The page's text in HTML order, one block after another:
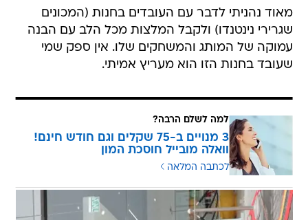
מאוד נהניתי לדבר עם העובדים בחנות (המכונים
שגרירי נינטנדו) ולקבל המלצות מכל הלב עם הבנה
עמוקה של המותג והמשחקים שלו. אין ספק שמי
שעובד בחנות הזו הוא מעריץ אמיתי.
למה לשלם הרבה?
3 מנויים ב-75 שקלים וגם חודש חינם!
וואלה מובייל חוסכת המון
לכתבה המלאה